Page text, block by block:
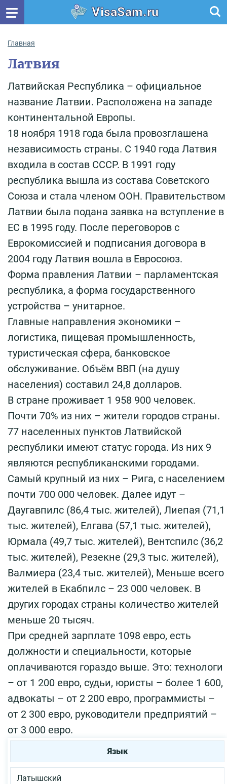
VisaSam.ru
Главная
Латвия
Латвийская Республика – официальное
название Латвии. Расположена на западе
континентальной Европы.
18 ноября 1918 года была провозглашена
независимость страны. С 1940 года Латвия
входила в состав СССР. В 1991 году
республика вышла из состава Советского
Союза и стала членом ООН. Правительством
Латвии была подана заявка на вступление в
ЕС в 1995 году. После переговоров с
Еврокомиссией и подписания договора в
2004 году Латвия вошла в Евросоюз.
Форма правления Латвии – парламентская
республика, а форма государственного
устройства – унитарное.
Главные направления экономики –
логистика, пищевая промышленность,
туристическая сфера, банковское
обслуживание. Объём ВВП (на душу
населения) составил 24,8 долларов.
В стране проживает 1 958 900 человек.
Почти 70% из них – жители городов страны.
77 населенных пунктов Латвийской
республики имеют статус города. Из них 9
являются республиканскими городами.
Самый крупный из них – Рига, с населением
почти 700 000 человек. Далее идут –
Даугавпилс (86,4 тыс. жителей), Лиепая (71,1
тыс. жителей), Елгава (57,1 тыс. жителей),
Юрмала (49,7 тыс. жителей), Вентспилс (36,2
тыс. жителей), Резекне (29,3 тыс. жителей),
Валмиера (23,4 тыс. жителей), Меньше всего
жителей в Екабпилс – 23 000 человек. В
других городах страны количество жителей
меньше 20 тысяч.
При средней зарплате 1098 евро, есть
должности и специальности, которые
оплачиваются гораздо выше. Это: технологи
– от 1 200 евро, судьи, юристы – более 1 600,
адвокаты – от 2 200 евро, программисты –
от 2 300 евро, руководители предприятий –
от 3 000 евро.
Язык
Латышский